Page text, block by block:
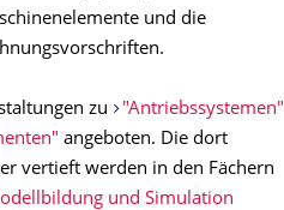
und die
zu
"Antriebssystemen"
angeboten. Die dort
vertieft werden in den Fächern
und Simulation